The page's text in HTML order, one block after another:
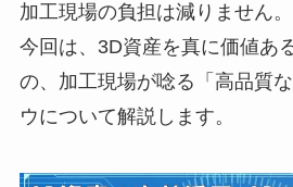
加工現場の負担は減りません。
今回は、3D資産を真に価値あ
の、加工現場が唸る「高品質
ウについて解説します。